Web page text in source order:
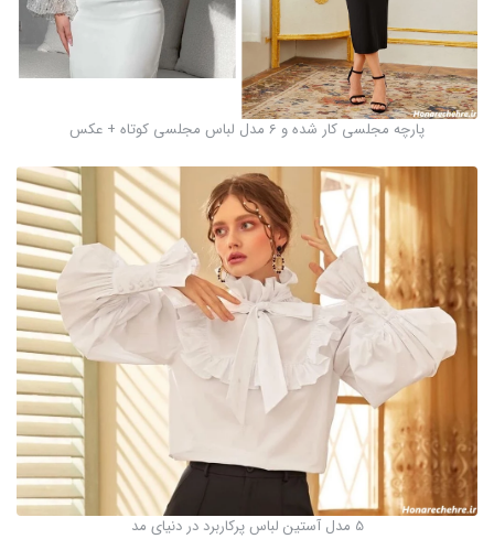
پارچه مجلسی کار شده و 6 مدل لباس مجلسی کوتاه + عکس
5 مدل آستین لباس پركاربرد در دنيای مد